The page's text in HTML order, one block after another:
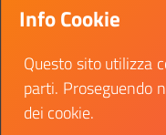
e laureati e
Data fine:
Vai al bando
Info Cookie
Questo sito utilizza
parti. Proseguendo
dei cookie.